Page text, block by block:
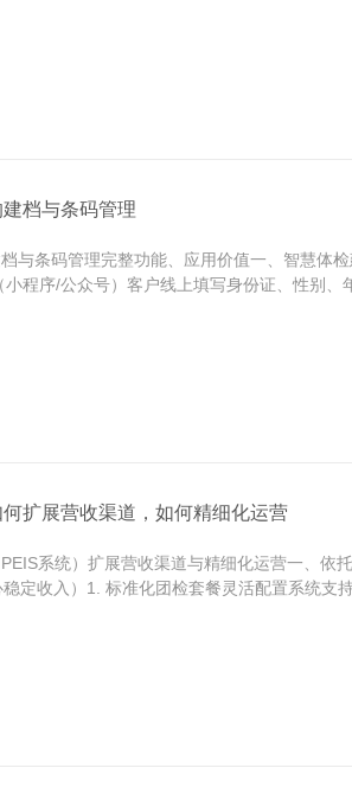
档与条码管理
与条码管理完整功能、应用价值一、智慧体
程序/公众号）客户线上填写身份证、性别、
扩展营收渠道，如何精细化运营
系统）扩展营收渠道与精细化运营一、依
定收入）1. 标准化团检套餐灵活配置系统支持